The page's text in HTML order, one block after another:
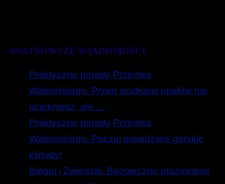
#NAJNOWSZE WIADOMOŚCI
Praktyczne porady Przemka
Walewskiego. Przed skutkami upałów nie
uciekniesz, ale …
Praktyczne porady Przemka
Walewskiego. Poczuj prawdziwe górskie
klimaty!
Biegaj i Zwiedzaj. Bezpieczne plażowanie